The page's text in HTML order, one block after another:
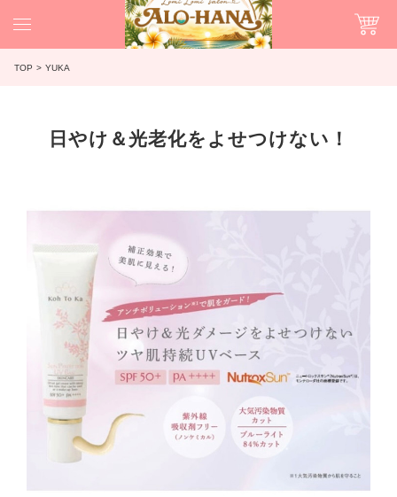
TOP YUKA
日やけ＆光老化をよせつけない！